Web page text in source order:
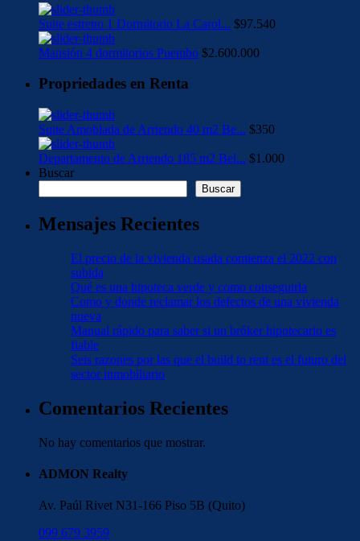
Suite estreno 1 Dormitorio La Carol... $97.540
Mansión 4 dormitorios Puembo $2.600.000
Propriedades en Renta
Suite Amoblada de Arriendo 40 m2 Be... $350
Departamento de Arriendo 185 m2 Bel... $1.000
Buscar
Buscar
Mensajes Recientes
El precio de la vivienda usada comienza el 2022 con
subida
Qué es una hipoteca verde y como conseguirla
Como y donde reclamar los defectos de una vivienda
nueva
Manual rápido para saber si un bróker hipotecario es
fiable
Seis razones por las que el build to rent es el futuro del
sector inmobiliario
Comentarios Recientes
No hay comentarios que mostrar.
ADMON Realty
Av. Paúl Rivet N31-166 Piso 5B (Quito)
099 679 3959